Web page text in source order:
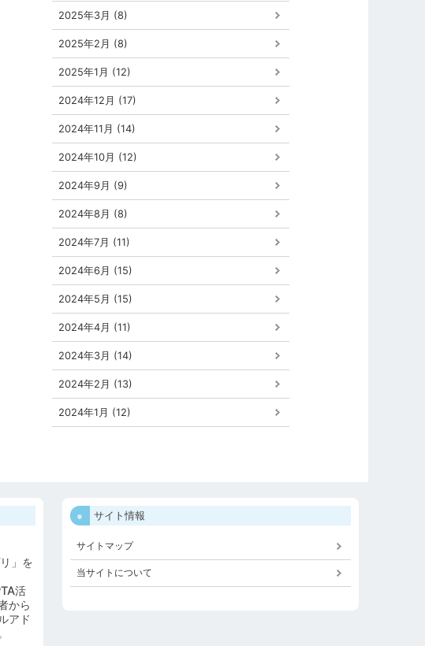
2025年3月 (8)
2025年2月 (8)
2025年1月 (12)
2024年12月 (17)
2024年11月 (14)
2024年10月 (12)
2024年9月 (9)
2024年8月 (8)
2024年7月 (11)
2024年6月 (15)
2024年5月 (15)
2024年4月 (11)
2024年3月 (14)
2024年2月 (13)
2024年1月 (12)
」を
活
から
アド
サイト情報
サイトマップ
当サイトについて